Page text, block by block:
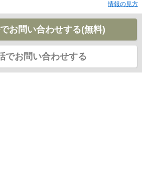
情報の見方
お問い合わせする(無料)
でお問い合わせする